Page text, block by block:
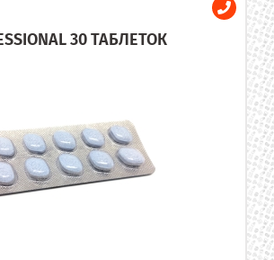
30 ТАБЛЕТОК